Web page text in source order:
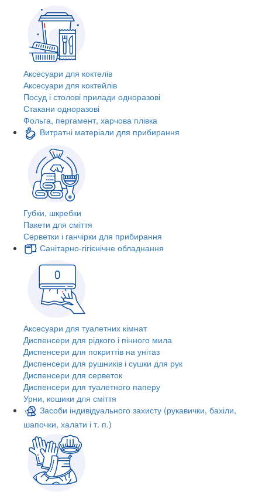
Аксесуари для коктелів
Аксесуари для коктейлів
Посуд і столові прилади одноразові
Стакани одноразові
Фольга, пергамент, харчова плівка
Витратні матеріали для прибирання
Губки, шкребки
Пакети для сміття
Серветки і ганчірки для прибирання
Санітарно-гігієнічне обладнання
Аксесуари для туалетних кімнат
Диспенсери для рідкого і пінного мила
Диспенсери для покриттів на унітаз
Диспенсери для рушників і сушки для рук
Диспенсери для серветок
Диспенсери для туалетного паперу
Урни, кошики для сміття
Засоби індивідуального захисту (рукавички, бахіли,
шапочки, халати і т. п.)